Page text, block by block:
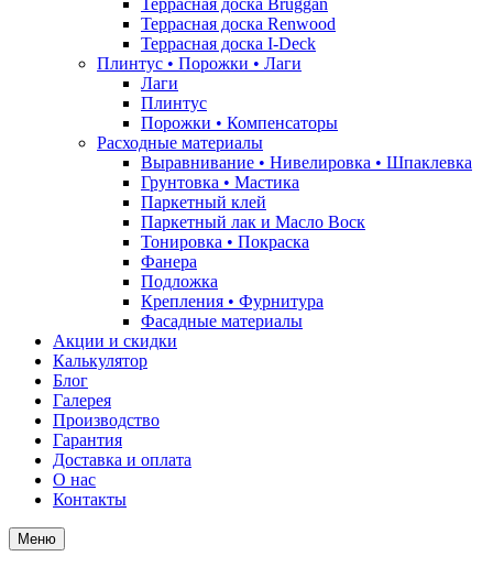
Террасная доска Bruggan
Террасная доска Renwood
Террасная доска I-Deck
Плинтус • Порожки • Лаги
Лаги
Плинтус
Порожки • Компенсаторы
Расходные материалы
Выравнивание • Нивелировка • Шпаклевка
Грунтовкa • Мастика
Паркетный клей
Паркетный лак и Масло Воск
Тонировка • Покраска
Фанера
Подложка
Крепления • Фурнитура
Фасадные материалы
Акции и скидки
Калькулятор
Блог
Галерея
Производство
Гарантия
Доставка и оплата
О нас
Контакты
Меню